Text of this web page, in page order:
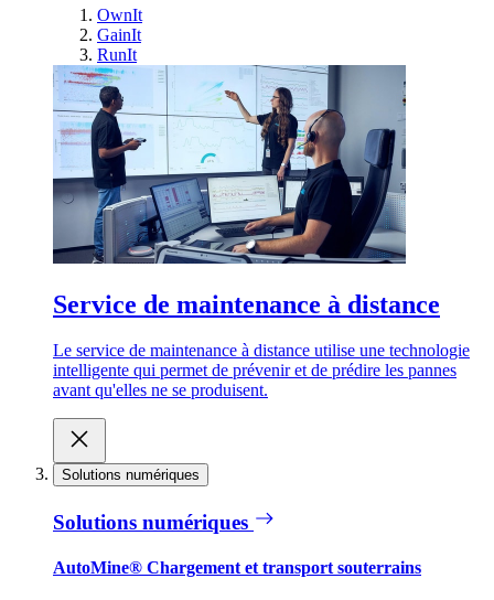
OwnIt
GainIt
RunIt
Service de maintenance à distance
Le service de maintenance à distance utilise une technologie
intelligente qui permet de prévenir et de prédire les pannes
avant qu'elles ne se produisent.
Solutions numériques
Solutions numériques
AutoMine® Chargement et transport souterrains